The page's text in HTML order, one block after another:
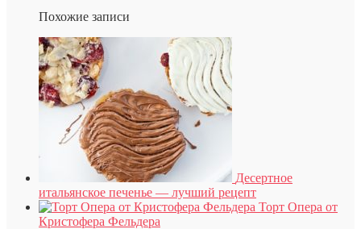
Похожие записи
Десертное
итальянское печенье — лучший рецепт
Торт Опера от
Кристофера Фельдера